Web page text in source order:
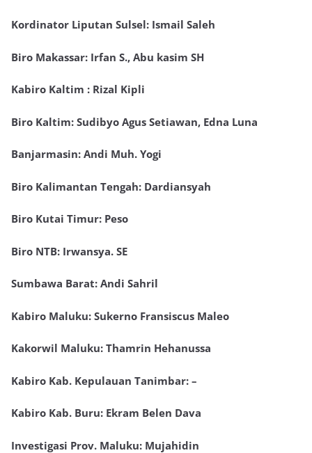
Kordinator Liputan Sulsel: Ismail Saleh
Biro Makassar: Irfan S., Abu kasim SH
Kabiro Kaltim : Rizal Kipli
Biro Kaltim: Sudibyo Agus Setiawan, Edna Luna
Banjarmasin: Andi Muh. Yogi
Biro Kalimantan Tengah: Dardiansyah
Biro Kutai Timur: Peso
Biro NTB: Irwansya. SE
Sumbawa Barat: Andi Sahril
Kabiro Maluku: Sukerno Fransiscus Maleo
Kakorwil Maluku: Thamrin Hehanussa
Kabiro Kab. Kepulauan Tanimbar: –
Kabiro Kab. Buru: Ekram Belen Dava
Investigasi Prov. Maluku: Mujahidin